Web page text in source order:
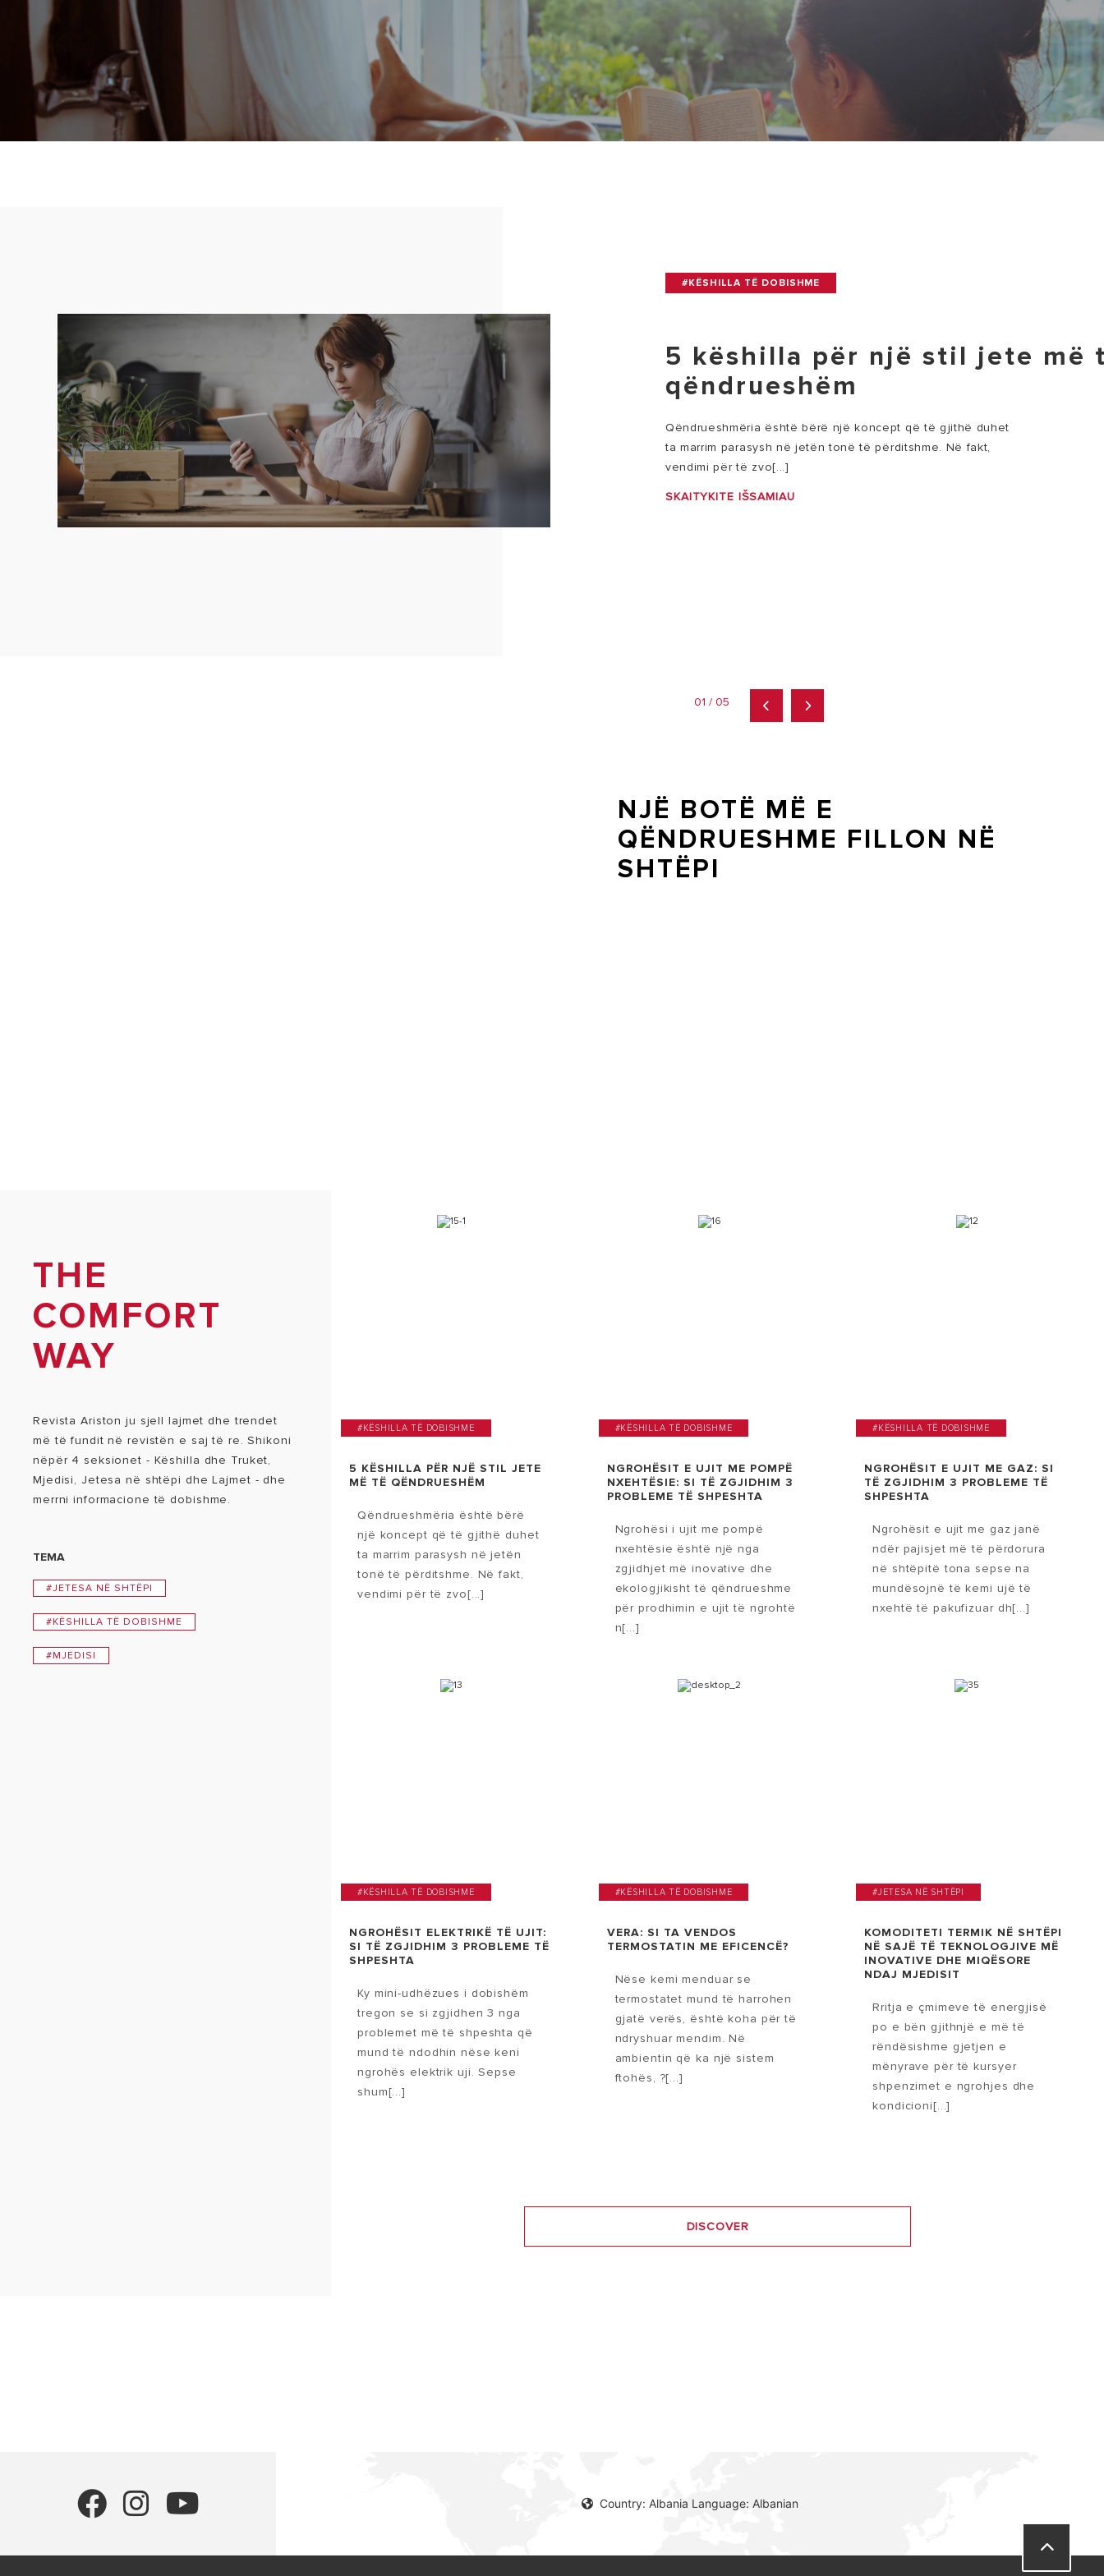
#KËSHILLA TË DOBISHME
5 këshilla për një stil jete më
qëndrueshëm
Qëndrueshmëria është bërë një koncept që të gjithë duhet
ta marrim parasysh në jetën tonë të përditshme. Në fakt,
vendimi për të zvo[...]
SKAITYKITE IŠSAMIAU
01 / 05
NJË BOTË MË E
QËNDRUESHME FILLON NË
SHTËPI
THE
COMFORT
WAY
Revista Ariston ju sjell lajmet dhe trendet
më të fundit në revistën e saj të re. Shikoni
nëpër 4 seksionet - Këshilla dhe Truket,
Mjedisi, Jetesa në shtëpi dhe Lajmet - dhe
merrni informacione të dobishme.
TEMA
#JETESA NË SHTËPI
#KËSHILLA TË DOBISHME
#MJEDISI
#KËSHILLA TË DOBISHME
5 KËSHILLA PËR NJË STIL JETE
MË TË QËNDRUESHËM
Qëndrueshmëria është bërë
një koncept që të gjithë duhet
ta marrim parasysh në jetën
tonë të përditshme. Në fakt,
vendimi për të zvo[...]
#KËSHILLA TË DOBISHME
NGROHËSIT E UJIT ME POMPË
NXEHTËSIE: SI TË ZGJIDHIM 3
PROBLEME TË SHPESHTA
Ngrohësi i ujit me pompë
nxehtësie është një nga
zgjidhjet më inovative dhe
ekologjikisht të qëndrueshme
për prodhimin e ujit të ngrohtë
n[...]
#KËSHILLA TË DOBISHME
NGROHËSIT E UJIT ME GAZ: SI
TË ZGJIDHIM 3 PROBLEME TË
SHPESHTA
Ngrohësit e ujit me gaz janë
ndër pajisjet më të përdorura
në shtëpitë tona sepse na
mundësojnë të kemi ujë të
nxehtë të pakufizuar dh[...]
#KËSHILLA TË DOBISHME
NGROHËSIT ELEKTRIKË TË UJIT:
SI TË ZGJIDHIM 3 PROBLEME TË
SHPESHTA
Ky mini-udhëzues i dobishëm
tregon se si zgjidhen 3 nga
problemet më të shpeshta që
mund të ndodhin nëse keni
ngrohës elektrik uji. Sepse
shum[...]
#KËSHILLA TË DOBISHME
VERA: SI TA VENDOS
TERMOSTATIN ME EFICENCË?
Nëse kemi menduar se
termostatet mund të harrohen
gjatë verës, është koha për të
ndryshuar mendim. Në
ambientin që ka një sistem
ftohës, ?[...]
#JETESA NË SHTËPI
KOMODITETI TERMIK NË SHTËPI
NË SAJË TË TEKNOLOGJIVE MË
INOVATIVE DHE MIQËSORE
NDAJ MJEDISIT
Rritja e çmimeve të energjisë
po e bën gjithnjë e më të
rëndësishme gjetjen e
mënyrave për të kursyer
shpenzimet e ngrohjes dhe
kondicioni[...]
DISCOVER
Country: Albania Language: Albanian